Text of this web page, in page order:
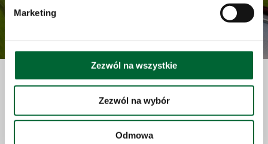
Marketing
Zezwól na wszystkie
Zezwól na wybór
Odmowa
Nová kapitola v elektromobilitě
Elektromobilita je budoucnost městské dopravy. Solaris Bus &